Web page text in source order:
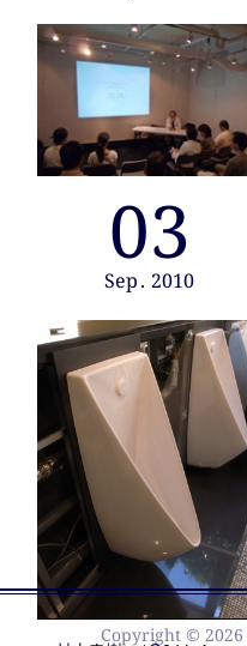
日時：2010年9月14日…
03
Sep 2010
Copyright © 2026